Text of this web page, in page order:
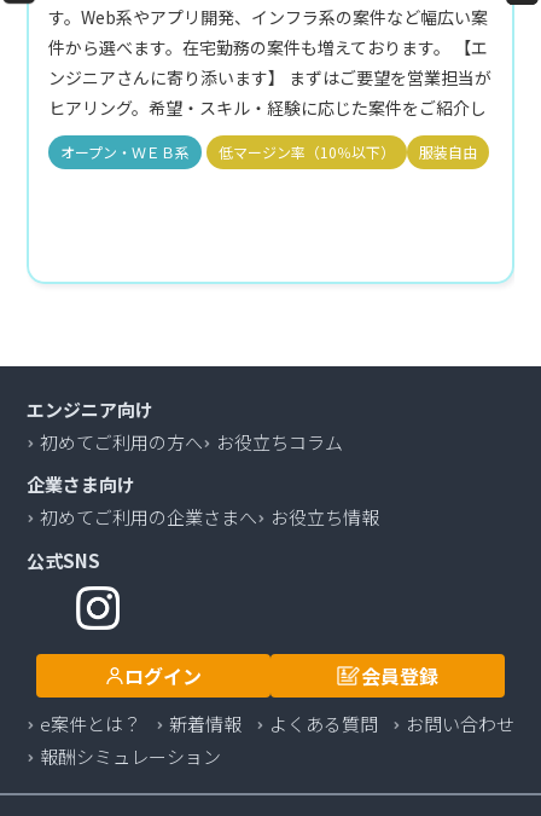
す。Web系やアプリ開発、インフラ系の案件など幅広い案
件から選べます。在宅勤務の案件も増えております。 【エ
ンジニアさんに寄り添います】 まずはご要望を営業担当が
ヒアリング。希望・スキル・経験に応じた案件をご紹介し
ます。自身の希望が不明瞭でも大丈夫。いくつか質問に答
えるだけで、最適な案件をご提案します。 希望のプ…
オープン・ＷＥＢ系 低マージン率（10％以下） 服装自由
エンジニア向け
初めてご利用の方へ
お役立ちコラム
企業さま向け
初めてご利用の企業さまへ
お役立ち情報
公式SNS
ログイン 会員登録
e案件とは？ 新着情報 よくある質問
お問い合わせ
報酬シミュレーション